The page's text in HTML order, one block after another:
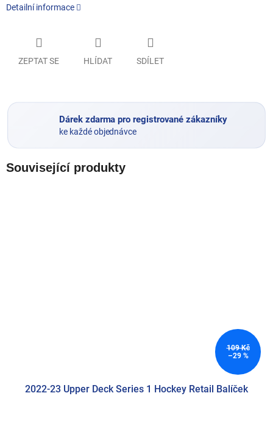
Detailní informace
ZEPTAT SE HLÍDAT SDÍLET
Dárek zdarma pro registrované zákazníky
ke každé objednávce
Související produkty
109 Kč
–29 %
2022-23 Upper Deck Series 1 Hockey Retail Balíček